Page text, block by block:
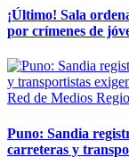
¡Último! Sala
por crímenes de
Red de Medios
Puno: Sandia
carreteras y